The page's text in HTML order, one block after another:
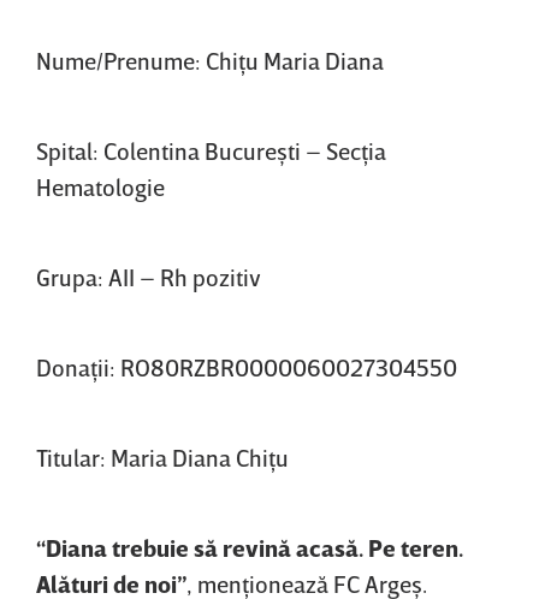
Nume/Prenume: Chiţu Maria Diana
Spital: Colentina Bucureşti – Secţia
Hematologie
Grupa: AII – Rh pozitiv
Donaţii: RO80RZBR0000060027304550
Titular: Maria Diana Chiţu
“Diana trebuie să revină acasă. Pe teren.
Alături de noi”, menţionează FC Argeş.